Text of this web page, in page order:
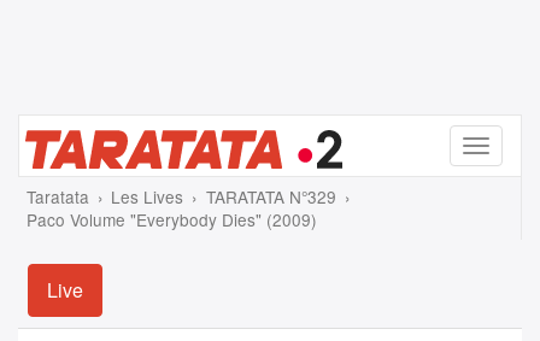
Menu
Taratata Les Lives
TARATATA N°329
Paco Volume "Everybody Dies" (2009)
Live